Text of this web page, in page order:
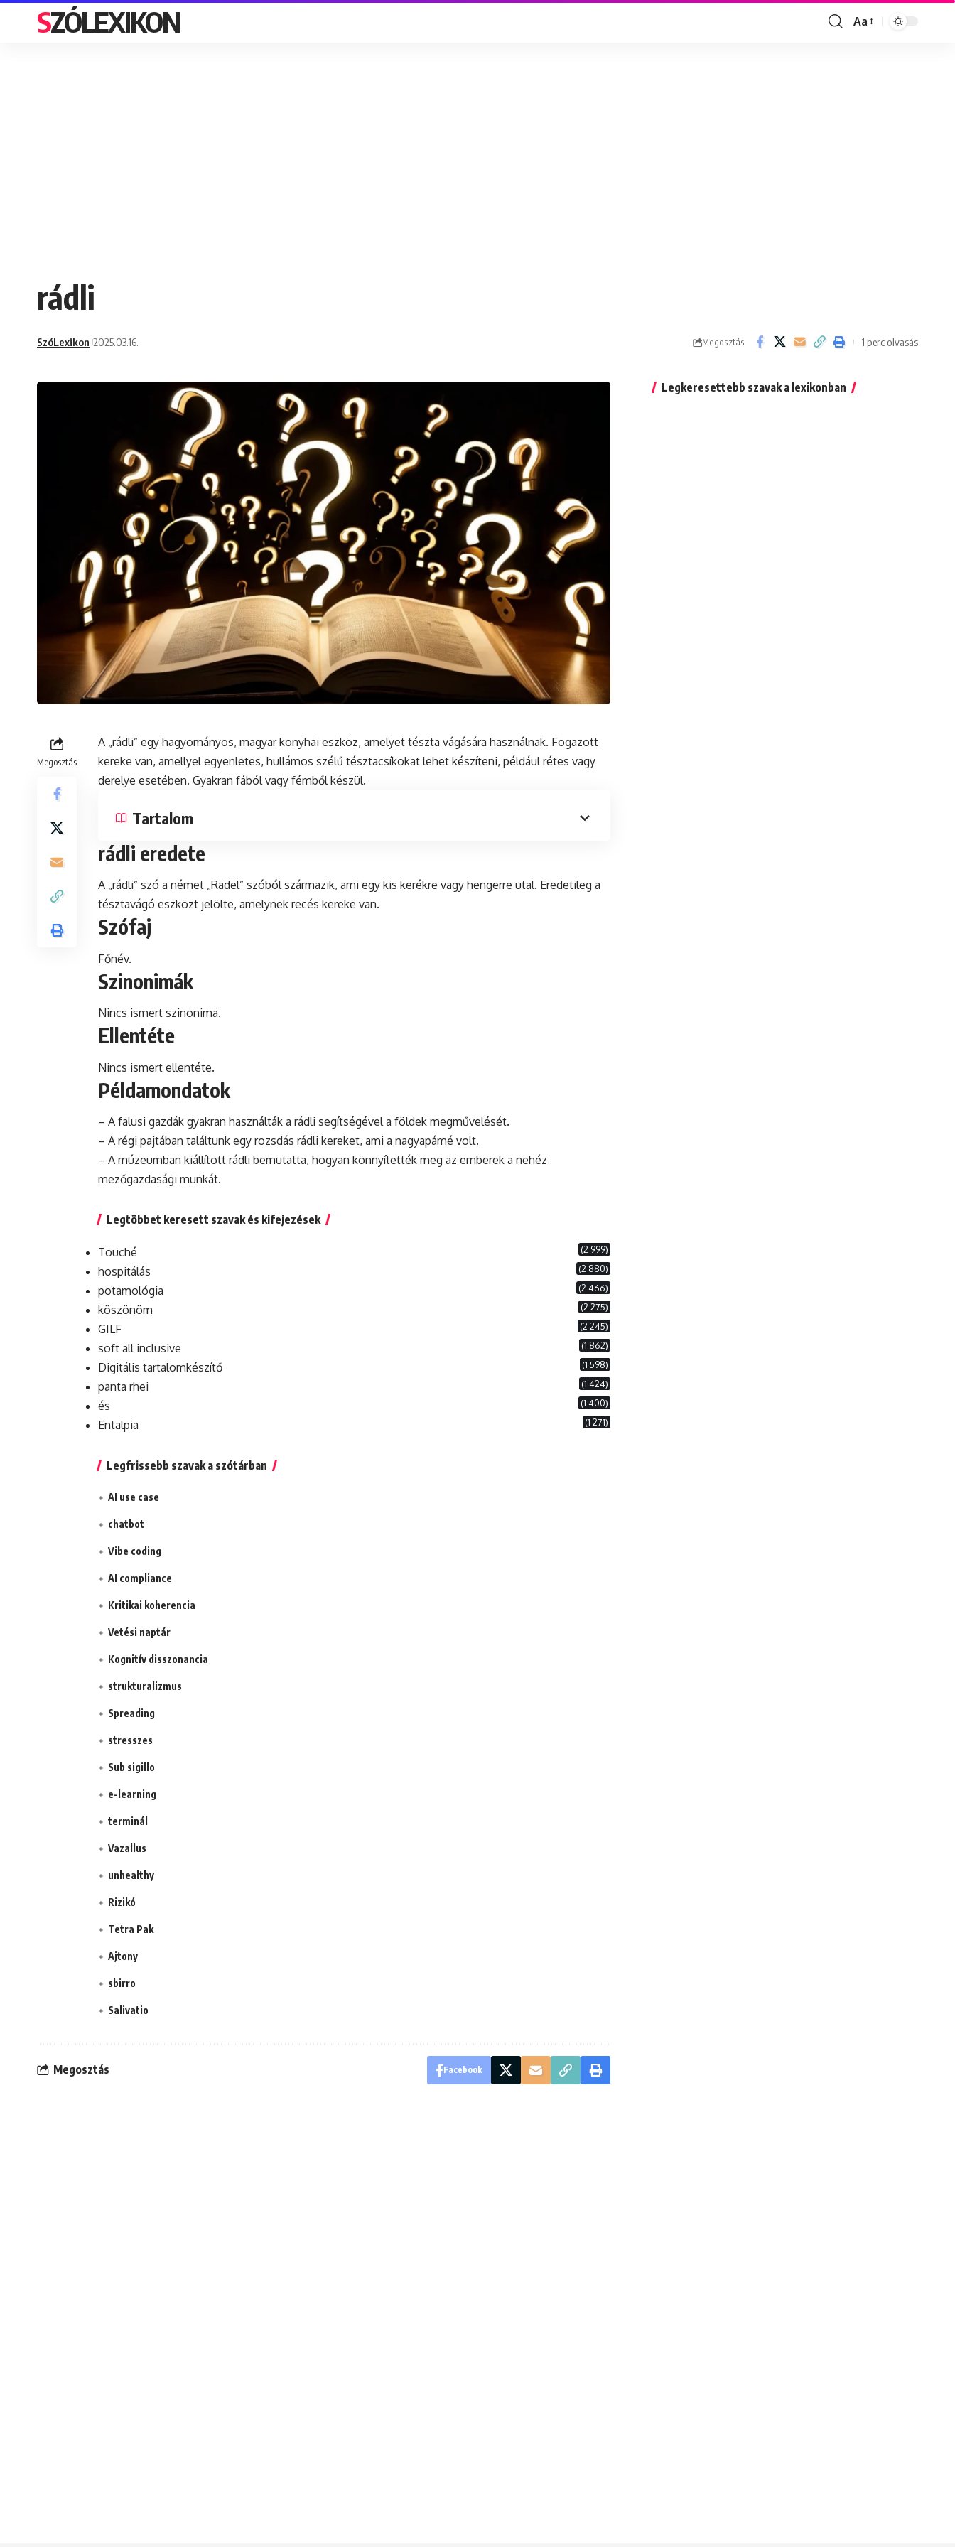
SZÓLEXIKON
Font
Aa
rádli
SzóLexikon 2025.03.16. Megosztás 1 perc olvasás
Megosztás
A „rádli” egy hagyományos, magyar konyhai eszköz, amelyet tészta vágására használnak. Fogazott
kereke van, amellyel egyenletes, hullámos szélű tésztacsíkokat lehet készíteni, például rétes vagy
derelye esetében. Gyakran fából vagy fémből készül.
Tartalom
rádli eredete
A „rádli” szó a német „Rädel” szóból származik, ami egy kis kerékre vagy hengerre utal. Eredetileg a
tésztavágó eszközt jelölte, amelynek recés kereke van.
Szófaj
Főnév.
Szinonimák
Nincs ismert szinonima.
Ellentéte
Nincs ismert ellentéte.
Példamondatok
– A falusi gazdák gyakran használták a rádli segítségével a földek megművelését.
– A régi pajtában találtunk egy rozsdás rádli kereket, ami a nagyapámé volt.
– A múzeumban kiállított rádli bemutatta, hogyan könnyítették meg az emberek a nehéz
mezőgazdasági munkát.
Legtöbbet keresett szavak és kifejezések
Touché (2 999)
hospitálás (2 880)
potamológia (2 466)
köszönöm (2 275)
GILF (2 245)
soft all inclusive (1 862)
Digitális tartalomkészítő (1 598)
panta rhei (1 424)
és (1 400)
Entalpia (1 271)
Legfrissebb szavak a szótárban
AI use case
chatbot
Vibe coding
AI compliance
Kritikai koherencia
Vetési naptár
Kognitív disszonancia
strukturalizmus
Spreading
stresszes
Sub sigillo
e-learning
terminál
Vazallus
unhealthy
Rizikó
Tetra Pak
Ajtony
sbirro
Salivatio
Megosztás Facebook
Legkeresettebb szavak a lexikonban